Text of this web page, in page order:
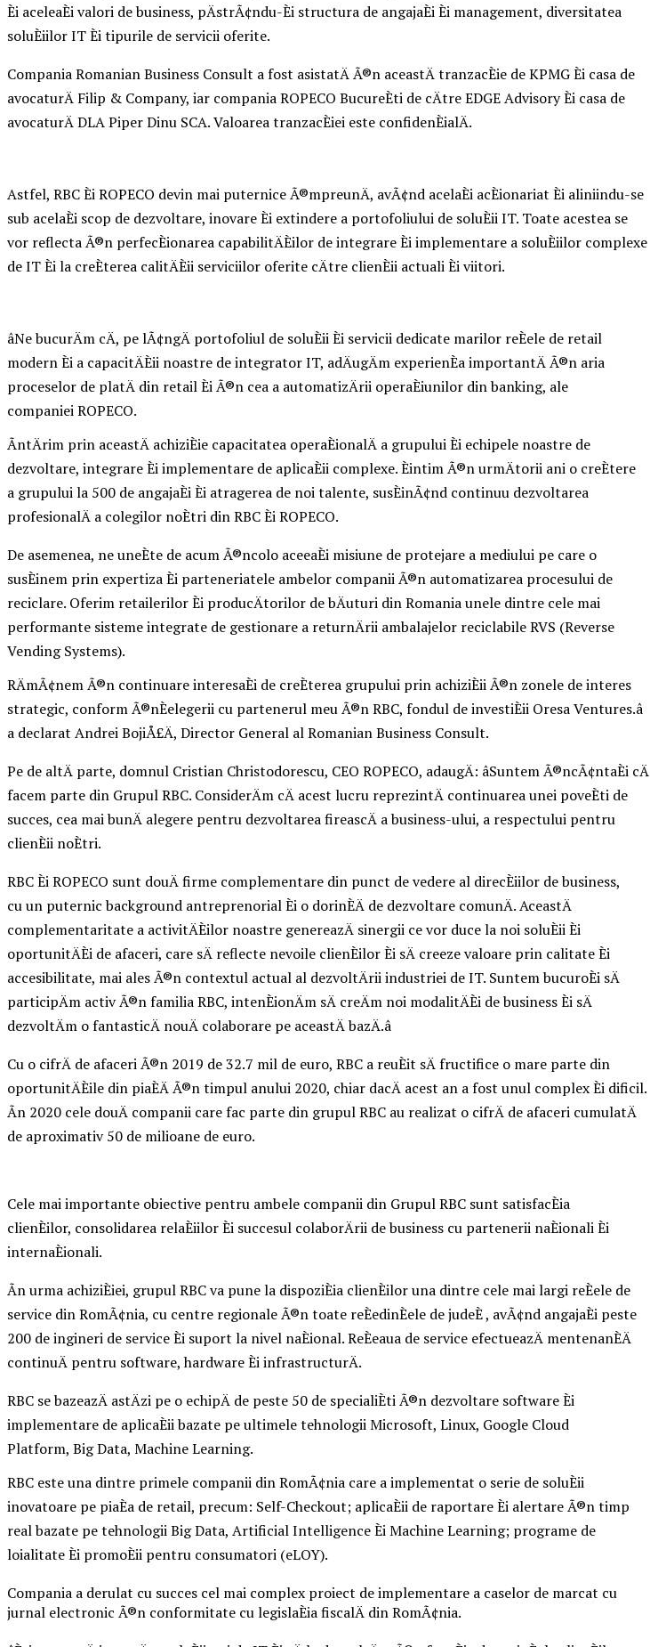
Èi aceleaÈi valori de business, pÄstrÃ¢ndu-Èi structura de angajaÈi Èi management, diversitatea
soluÈiilor IT Èi tipurile de servicii oferite.
Compania Romanian Business Consult a fost asistatÄ Ã®n aceastÄ tranzacÈie de KPMG Èi casa de
avocaturÄ Filip & Company, iar compania ROPECO BucureÈti de cÄtre EDGE Advisory Èi casa de
avocaturÄ DLA Piper Dinu SCA. Valoarea tranzacÈiei este confidenÈialÄ.
Astfel, RBC Èi ROPECO devin mai puternice Ã®mpreunÄ, avÃ¢nd acelaÈi acÈionariat Èi aliniindu-se
sub acelaÈi scop de dezvoltare, inovare Èi extindere a portofoliului de soluÈii IT. Toate acestea se
vor reflecta Ã®n perfecÈionarea capabilitÄÈilor de integrare Èi implementare a soluÈiilor complexe
de IT Èi la creÈterea calitÄÈii serviciilor oferite cÄtre clienÈii actuali Èi viitori.
âNe bucurÄm cÄ, pe lÃ¢ngÄ portofoliul de soluÈii Èi servicii dedicate marilor reÈele de retail
modern Èi a capacitÄÈii noastre de integrator IT, adÄugÄm experienÈa importantÄ Ã®n aria
proceselor de platÄ din retail Èi Ã®n cea a automatizÄrii operaÈiunilor din banking, ale
companiei ROPECO.
ÃntÄrim prin aceastÄ achiziÈie capacitatea operaÈionalÄ a grupului Èi echipele noastre de
dezvoltare, integrare Èi implementare de aplicaÈii complexe. Èintim Ã®n urmÄtorii ani o creÈtere
a grupului la 500 de angajaÈi Èi atragerea de noi talente, susÈinÃ¢nd continuu dezvoltarea
profesionalÄ a colegilor noÈtri din RBC Èi ROPECO.
De asemenea, ne uneÈte de acum Ã®ncolo aceeaÈi misiune de protejare a mediului pe care o
susÈinem prin expertiza Èi parteneriatele ambelor companii Ã®n automatizarea procesului de
reciclare. Oferim retailerilor Èi producÄtorilor de bÄuturi din Romania unele dintre cele mai
performante sisteme integrate de gestionare a returnÄrii ambalajelor reciclabile RVS (Reverse
Vending Systems).
RÄmÃ¢nem Ã®n continuare interesaÈi de creÈterea grupului prin achiziÈii Ã®n zonele de interes
strategic, conform Ã®nÈelegerii cu partenerul meu Ã®n RBC, fondul de investiÈii Oresa Ventures.â
a declarat Andrei BojiÅ£Ä, Director General al Romanian Business Consult.
Pe de altÄ parte, domnul Cristian Christodorescu, CEO ROPECO, adaugÄ: âSuntem Ã®ncÃ¢ntaÈi cÄ
facem parte din Grupul RBC. ConsiderÄm cÄ acest lucru reprezintÄ continuarea unei poveÈti de
succes, cea mai bunÄ alegere pentru dezvoltarea fireascÄ a business-ului, a respectului pentru
clienÈii noÈtri.
RBC Èi ROPECO sunt douÄ firme complementare din punct de vedere al direcÈiilor de business,
cu un puternic background antreprenorial Èi o dorinÈÄ de dezvoltare comunÄ. AceastÄ
complementaritate a activitÄÈilor noastre genereazÄ sinergii ce vor duce la noi soluÈii Èi
oportunitÄÈi de afaceri, care sÄ reflecte nevoile clienÈilor Èi sÄ creeze valoare prin calitate Èi
accesibilitate, mai ales Ã®n contextul actual al dezvoltÄrii industriei de IT. Suntem bucuroÈi sÄ
participÄm activ Ã®n familia RBC, intenÈionÄm sÄ creÄm noi modalitÄÈi de business Èi sÄ
dezvoltÄm o fantasticÄ nouÄ colaborare pe aceastÄ bazÄ.â
Cu o cifrÄ de afaceri Ã®n 2019 de 32.7 mil de euro, RBC a reuÈit sÄ fructifice o mare parte din
oportunitÄÈile din piaÈÄ Ã®n timpul anului 2020, chiar dacÄ acest an a fost unul complex Èi dificil.
Ãn 2020 cele douÄ companii care fac parte din grupul RBC au realizat o cifrÄ de afaceri cumulatÄ
de aproximativ 50 de milioane de euro.
Cele mai importante obiective pentru ambele companii din Grupul RBC sunt satisfacÈia
clienÈilor, consolidarea relaÈiilor Èi succesul colaborÄrii de business cu partenerii naÈionali Èi
internaÈionali.
Ãn urma achiziÈiei, grupul RBC va pune la dispoziÈia clienÈilor una dintre cele mai largi reÈele de
service din RomÃ¢nia, cu centre regionale Ã®n toate reÈedinÈele de judeÈ , avÃ¢nd angajaÈi peste
200 de ingineri de service Èi suport la nivel naÈional. ReÈeaua de service efectueazÄ mentenanÈÄ
continuÄ pentru software, hardware Èi infrastructurÄ.
RBC se bazeazÄ astÄzi pe o echipÄ de peste 50 de specialiÈti Ã®n dezvoltare software Èi
implementare de aplicaÈii bazate pe ultimele tehnologii Microsoft, Linux, Google Cloud
Platform, Big Data, Machine Learning.
RBC este una dintre primele companii din RomÃ¢nia care a implementat o serie de soluÈii
inovatoare pe piaÈa de retail, precum: Self-Checkout; aplicaÈii de raportare Èi alertare Ã®n timp
real bazate pe tehnologii Big Data, Artificial Intelligence Èi Machine Learning; programe de
loialitate Èi promoÈii pentru consumatori (eLOY).
Compania a derulat cu succes cel mai complex proiect de implementare a caselor de marcat cu
jurnal electronic Ã®n conformitate cu legislaÈia fiscalÄ din RomÃ¢nia.